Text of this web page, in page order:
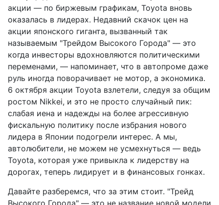
акции — по биржевым графикам, Toyota вновь
оказалась в лидерах. Недавний скачок цен на
акции японского гиганта, вызванный так
называемым "Трейдом Высокого Города" — это
когда инвесторы вдохновляются политическими
переменами, — напоминает, что в автопроме даже
руль иногда поворачивает не мотор, а экономика.
6 октября акции Toyota взлетели, следуя за общим
ростом Nikkei, и это не просто случайный пик:
слабая иена и надежды на более агрессивную
фискальную политику после избрания нового
лидера в Японии подогрели интерес. А мы,
автолюбители, не можем не усмехнуться — ведь
Toyota, которая уже привыкла к лидерству на
дорогах, теперь лидирует и в финансовых гонках.
Давайте разберемся, что за этим стоит. "Трейд
Высокого Города" — это не название новой модели